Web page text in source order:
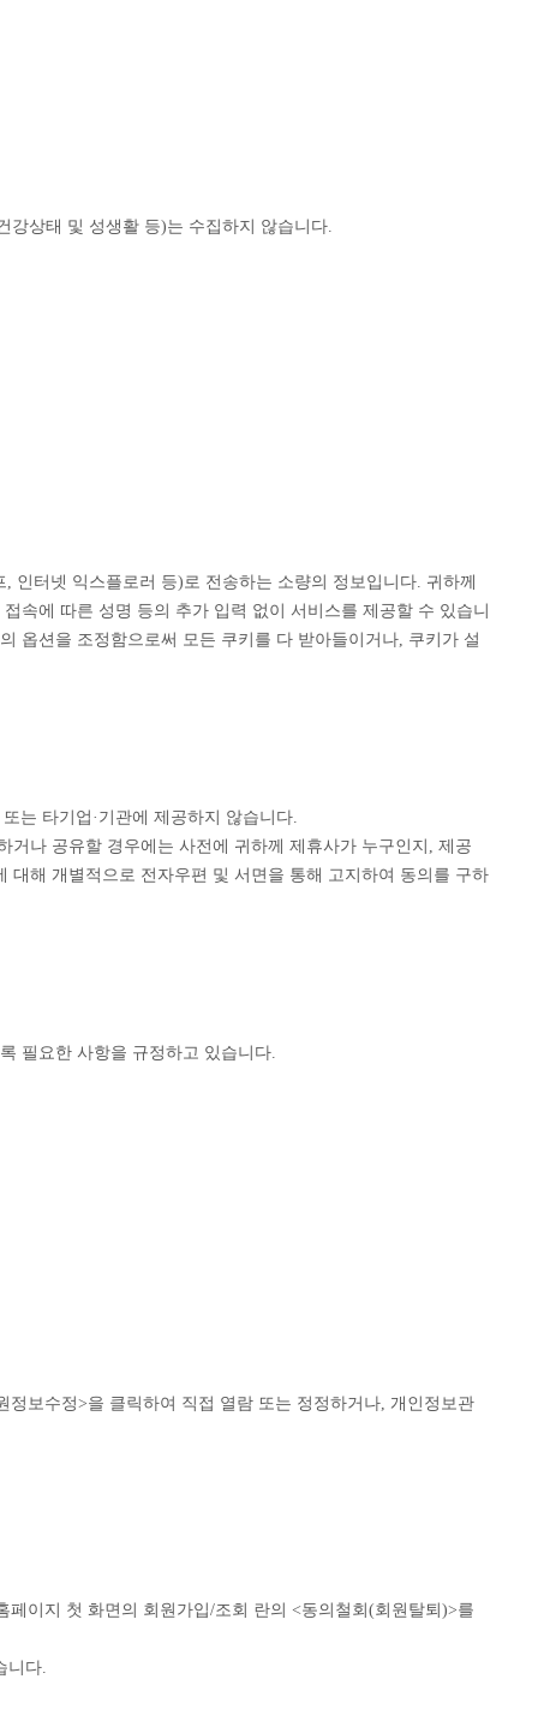
강상태 및 성생활 등)는 수집하지 않습니다.
터넷 익스플로러 등)로 전송하는 소량의 정보입니다. 귀하께
속에 따른 성명 등의 추가 입력 없이 서비스를 제공할 수 있습니
옵션을 조정함으로써 모든 쿠키를 다 받아들이거나, 쿠키가 설
는 타기업·기관에 제공하지 않습니다.
나 공유할 경우에는 사전에 귀하께 제휴사가 누구인지, 제공
대해 개별적으로 전자우편 및 서면을 통해 고지하여 동의를 구하
필요한 사항을 규정하고 있습니다.
보수정>을 클릭하여 직접 열람 또는 정정하거나, 개인정보관
이지 첫 화면의 회원가입/조회 란의 <동의철회(회원탈퇴)>를
니다.